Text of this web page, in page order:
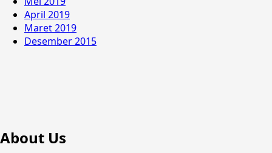
April 2019
Maret 2019
Desember 2015
About Us